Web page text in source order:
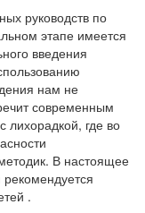
руководств по
этапе имеется
введения
нам не
современным
где во
В настоящее
.